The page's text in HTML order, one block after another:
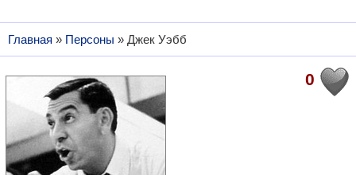
Главная » Персоны » Джек Уэбб
0